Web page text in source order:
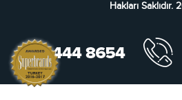
Hakları Saklıdır.